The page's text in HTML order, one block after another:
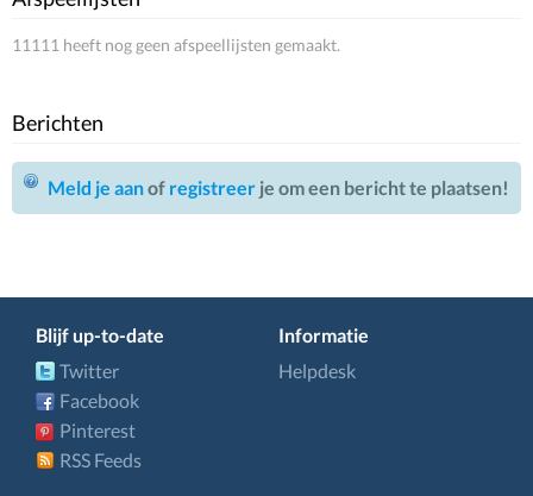
11111 heeft nog geen afspeellijsten gemaakt.
Berichten
Meld je aanof registreer je om een bericht te plaatsen!
Blijf up-to-date
Twitter
Facebook
Pinterest
RSS Feeds
Informatie
Helpdesk